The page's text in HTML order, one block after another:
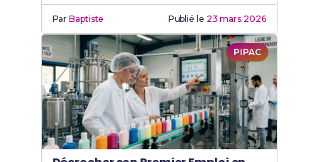
et Cosmétiques.
ParBaptiste Publié le 23 mars 2026
PIPAC